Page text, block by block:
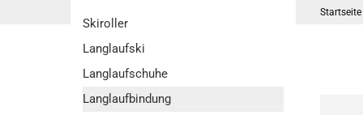
Startseite
Skiroller
Langlaufski
Langlaufschuhe
Langlaufbindung